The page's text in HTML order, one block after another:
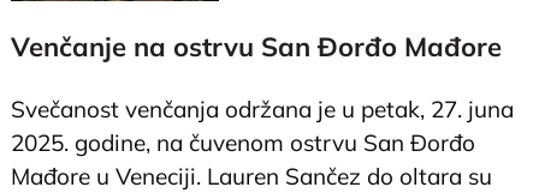
Venčanje na ostrvu San Đorđo Mađore
Svečanost venčanja održana je u petak, 27. juna
2025. godine, na čuvenom ostrvu San Đorđo
Mađore u Veneciji. Lauren Sančez do oltara su